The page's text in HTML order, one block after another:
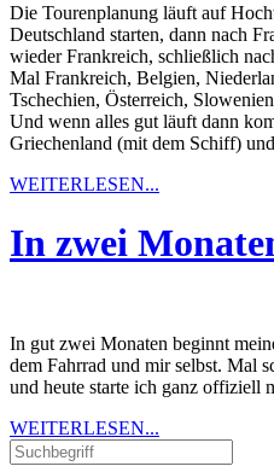
Die Tourenplanung läuft auf
Deutschland starten, dann nach
wieder Frankreich, schließlich
Mal Frankreich, Belgien,
Tschechien, Österreich,
Und wenn alles gut läuft dann
Griechenland (mit dem Schiff)
WEITERLESEN...
In zwei
In gut zwei Monaten beginnt
dem Fahrrad und mir selbst. Mal
und heute starte ich ganz offiziell
WEITERLESEN...